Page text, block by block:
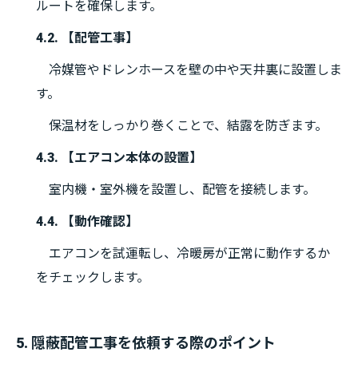
ルートを確保します。
4.2. 【配管工事】
冷媒管やドレンホースを壁の中や天井裏に設置しま
す。
保温材をしっかり巻くことで、結露を防ぎます。
4.3. 【エアコン本体の設置】
室内機・室外機を設置し、配管を接続します。
4.4. 【動作確認】
エアコンを試運転し、冷暖房が正常に動作するか
をチェックします。
5. 隠蔽配管工事を依頼する際のポイント